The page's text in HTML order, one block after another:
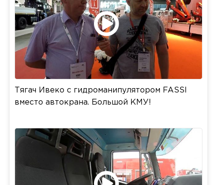
Тягач Ивеко с гидроманипулятором FASSI
вместо автокрана. Большой КМУ!